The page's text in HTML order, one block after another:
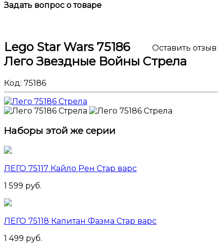
Задать вопрос о товаре
Оставить отзыв
Lego Star Wars 75186
Лего Звездные Войны Стрела
Код: 75186
Наборы этой же серии
ЛЕГО 75117 Кайло Рен Стар варс
1 599 руб.
ЛЕГО 75118 Капитан Фазма Стар варс
1 499 руб.